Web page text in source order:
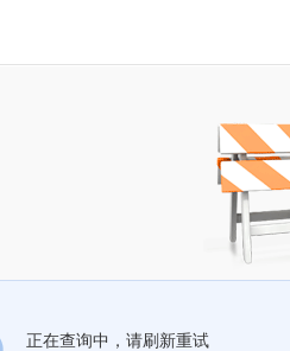
正在查询中，请刷新重试